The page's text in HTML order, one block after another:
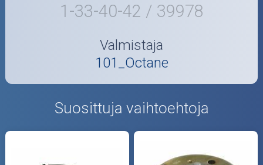
1-33-40-42 / 39978
Valmistaja
101_Octane
Suosittuja vaihtoehtoja